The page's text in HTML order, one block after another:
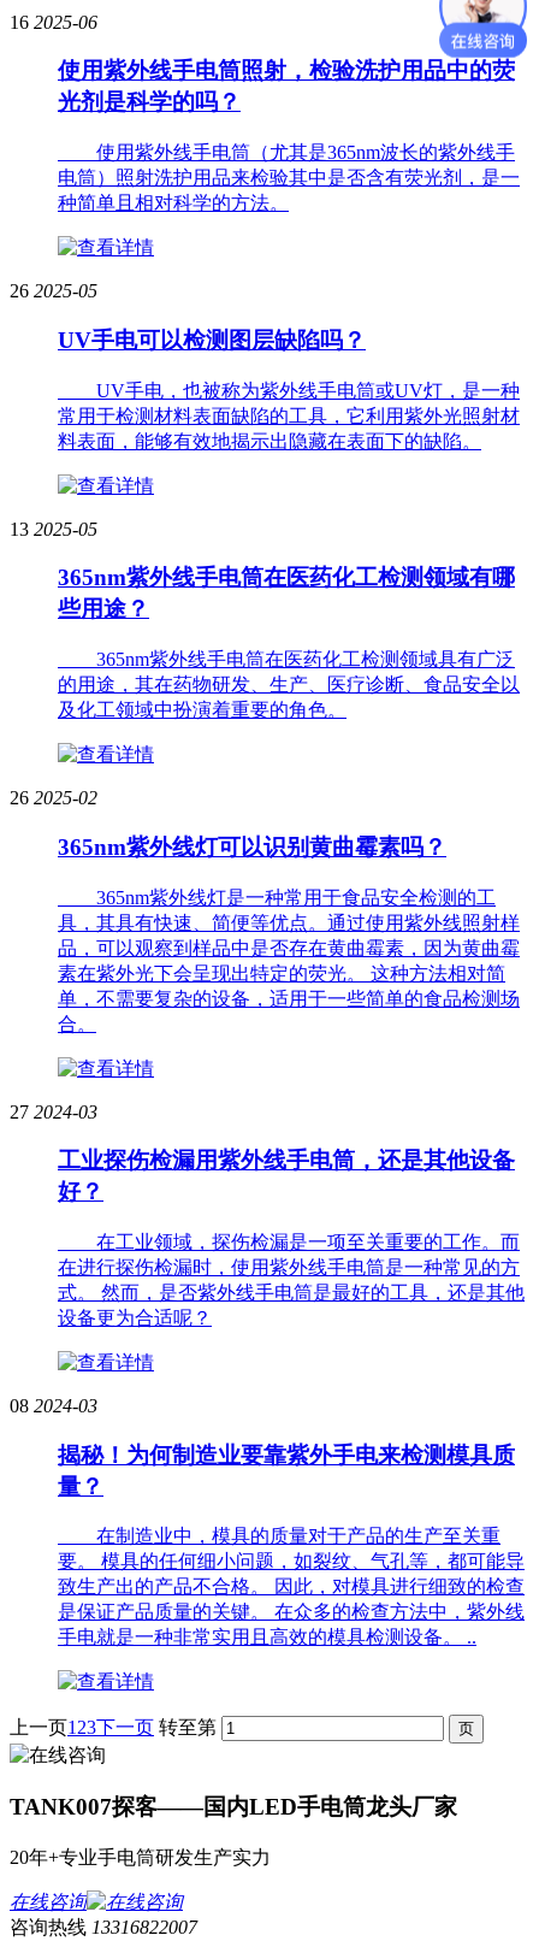
16 2025-06
使用紫外线手电筒照射，检验洗护用品中的荧
光剂是科学的吗？
使用紫外线手电筒（尤其是365nm波长的紫外线手
电筒）照射洗护用品来检验其中是否含有荧光剂，是一
种简单且相对科学的方法。
26 2025-05
UV手电可以检测图层缺陷吗？
UV手电，也被称为紫外线手电筒或UV灯，是一种
常用于检测材料表面缺陷的工具，它利用紫外光照射材
料表面，能够有效地揭示出隐藏在表面下的缺陷。
13 2025-05
365nm紫外线手电筒在医药化工检测领域有哪
些用途？
365nm紫外线手电筒在医药化工检测领域具有广泛
的用途，其在药物研发、生产、医疗诊断、食品安全以
及化工领域中扮演着重要的角色。
26 2025-02
365nm紫外线灯可以识别黄曲霉素吗？
365nm紫外线灯是一种常用于食品安全检测的工
具，其具有快速、简便等优点。通过使用紫外线照射样
品，可以观察到样品中是否存在黄曲霉素，因为黄曲霉
素在紫外光下会呈现出特定的荧光。 这种方法相对简
单，不需要复杂的设备，适用于一些简单的食品检测场
合。
27 2024-03
工业探伤检漏用紫外线手电筒，还是其他设备
好？
在工业领域，探伤检漏是一项至关重要的工作。而
在进行探伤检漏时，使用紫外线手电筒是一种常见的方
式。 然而，是否紫外线手电筒是最好的工具，还是其他
设备更为合适呢？
08 2024-03
揭秘！为何制造业要靠紫外手电来检测模具质
量？
在制造业中，模具的质量对于产品的生产至关重
要。 模具的任何细小问题，如裂纹、气孔等，都可能导
致生产出的产品不合格。 因此，对模具进行细致的检查
是保证产品质量的关键。 在众多的检查方法中，紫外线
手电就是一种非常实用且高效的模具检测设备。 ..
上一页1 23下一页 转至第
TANK007探客——国内LED手电筒龙头厂家
20年+专业手电筒研发生产实力
在线咨询
咨询热线 13316822007